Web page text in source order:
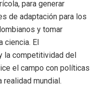
para generar
de adaptación para los
y tomar
ciencia. El
la competitividad del
el campo con políticas
realidad mundial.